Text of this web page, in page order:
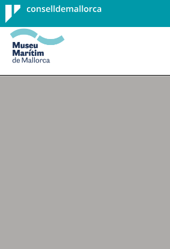
Consell de
Mallorca